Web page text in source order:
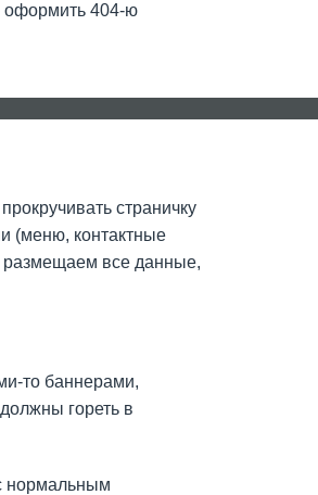
оформить 404-ю
страничку
(меню, контактные
размещаем все данные,
то баннерами,
гореть в
нормальным